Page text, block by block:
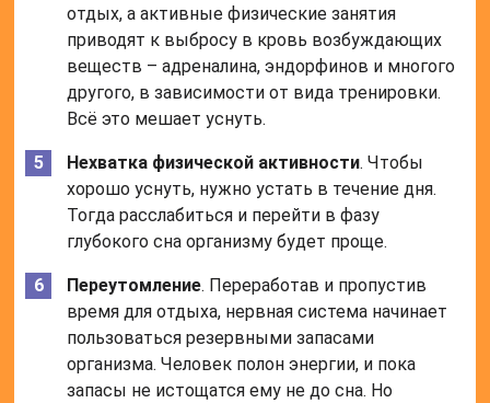
отдых, а активные физические занятия
приводят к выбросу в кровь возбуждающих
веществ – адреналина, эндорфинов и многого
другого, в зависимости от вида тренировки.
Всё это мешает уснуть.
Нехватка физической активности. Чтобы
хорошо уснуть, нужно устать в течение дня.
Тогда расслабиться и перейти в фазу
глубокого сна организму будет проще.
Переутомление. Переработав и пропустив
время для отдыха, нервная система начинает
пользоваться резервными запасами
организма. Человек полон энергии, и пока
запасы не истощатся ему не до сна. Но